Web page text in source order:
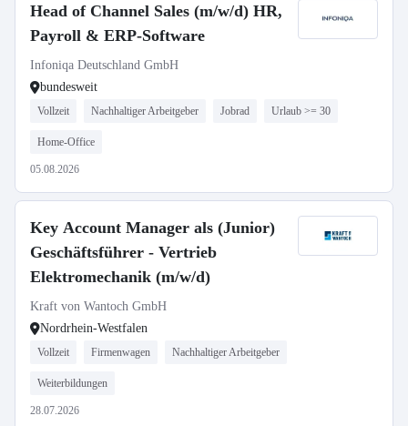
Head of Channel Sales (m/w/d) HR,
Payroll & ERP-Software
Infoniqa Deutschland GmbH
bundesweit
Vollzeit Nachhaltiger Arbeitgeber Jobrad Urlaub >= 30
Home-Office
05.08.2026
Key Account Manager als (Junior)
Geschäftsführer - Vertrieb
Elektromechanik (m/w/d)
Kraft von Wantoch GmbH
Nordrhein-Westfalen
Vollzeit Firmenwagen Nachhaltiger Arbeitgeber
Weiterbildungen
28.07.2026